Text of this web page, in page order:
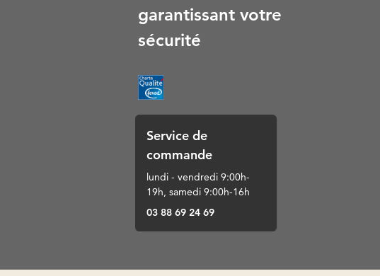
garantissant votre
sécurité
Service de
commande
lundi - vendredi 9:00h-
19h, samedi 9:00h-16h
03 88 69 24 69